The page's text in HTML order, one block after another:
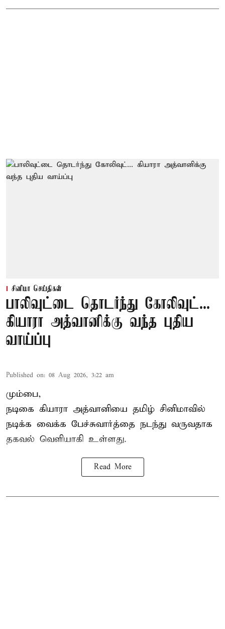
சினிமா செய்திகள்
பாலிவுட்டை தொடர்ந்து கோலிவுட்...
கியாரா அத்வானிக்கு வந்த புதிய
வாய்ப்பு
Published on: 08 Aug 2026, 3:22 am
மும்பை,
நடிகை கியாரா அத்வானியை தமிழ் சினிமாவில்
நடிக்க வைக்க பேச்சுவார்த்தை நடந்து வருவதாக
தகவல் வெளியாகி உள்ளது.
Read More